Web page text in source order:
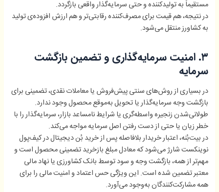
مستقیماً به تولیدکننده و حتی سرمایه‌گذار واقعی بازگردد.
در نتیجه، هم قیمت برای مصرف‌کننده رقابتی‌تر و هم ارزش افزوده‌ی تولید
به کشاورز منتقل می‌شود.
۳. امنیت سرمایه‌گذاری و تضمین بازگشت
سرمایه
در بسیاری از روش‌های سنتی پیش‌فروش یا معاملات نقدی، تضمینی برای
بازگشت وجه سرمایه‌گذار یا تحویل به‌موقع محصول وجود ندارد.
طولانی‌شدن زنجیره واسطه‌گری یا شرایط نامساعد بازار، سرمایه‌گذار را با
خطر زیان یا حتی از دست رفتن اصل سرمایه مواجه می‌کند.
در بیت‌بُنه، اعتبار خریدار بلافاصله پس از خرید بُن دیجیتال در کیف‌پول
نوینکست شارژ می‌شود که معادل مبلغ بازخرید تضمینی محصول است و
مهم‌تر از همه، بازگشت وجه و سود توسط بانک کشاورزی یا نهاد مالی
معتبر تضمین شده است. این ویژگی حس اعتماد و امنیت مالی را برای
همه مشارکت‌کنندگان به‌وجود می‌آورد.